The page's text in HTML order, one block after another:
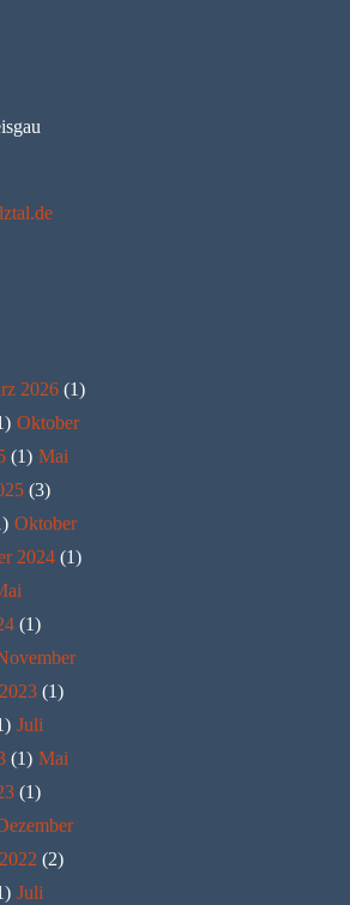
2026 (1)
Oktober
(1) Mai
(3)
Oktober
2024 (1)
(1)
(1)
Juli
(1) Mai
(1)
(2)
Juli